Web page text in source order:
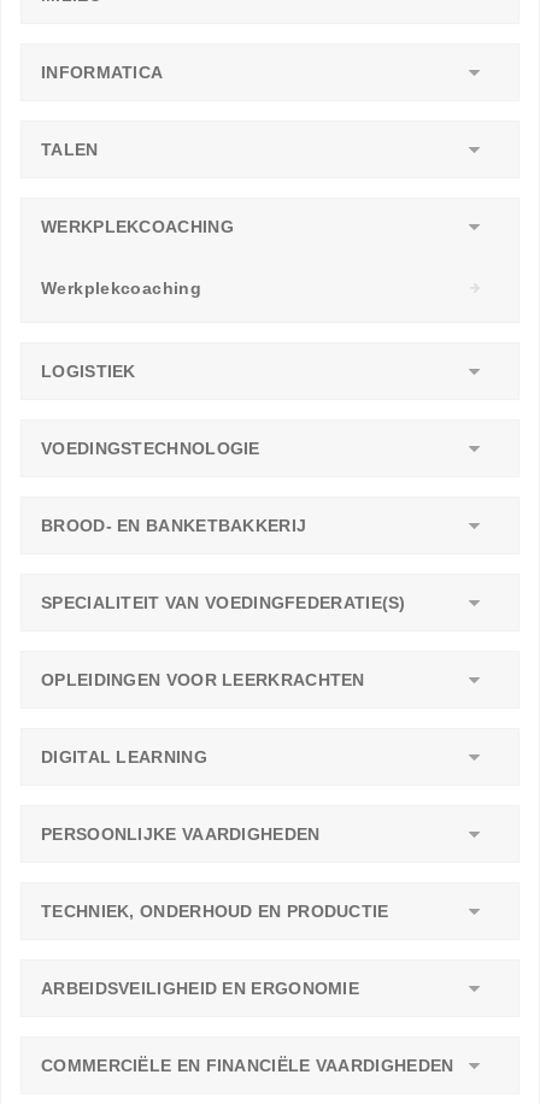
INFORMATICA
TALEN
WERKPLEKCOACHING
Werkplekcoaching
LOGISTIEK
VOEDINGSTECHNOLOGIE
BROOD- EN BANKETBAKKERIJ
SPECIALITEIT VAN VOEDINGFEDERATIE(S)
OPLEIDINGEN VOOR LEERKRACHTEN
DIGITAL LEARNING
PERSOONLIJKE VAARDIGHEDEN
TECHNIEK, ONDERHOUD EN PRODUCTIE
ARBEIDSVEILIGHEID EN ERGONOMIE
COMMERCIËLE EN FINANCIËLE VAARDIGHEDEN